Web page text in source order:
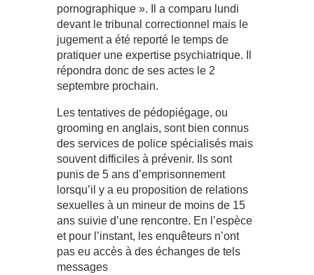
pornographique ». Il a comparu lundi
devant le tribunal correctionnel mais le
jugement a été reporté le temps de
pratiquer une expertise psychiatrique. Il
répondra donc de ses actes le 2
septembre prochain.
Les tentatives de pédopiégage, ou
grooming en anglais, sont bien connus
des services de police spécialisés mais
souvent difficiles à prévenir. Ils sont
punis de 5 ans d’emprisonnement
lorsqu’il y a eu proposition de relations
sexuelles à un mineur de moins de 15
ans suivie d’une rencontre. En l’espèce
et pour l’instant, les enquêteurs n’ont
pas eu accès à des échanges de tels
messages